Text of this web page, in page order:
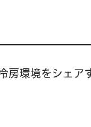
房環境をシェア